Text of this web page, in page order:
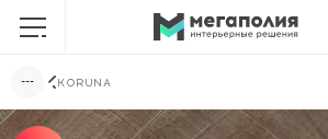
KORUNA
от 31 м² - скидка 3%;